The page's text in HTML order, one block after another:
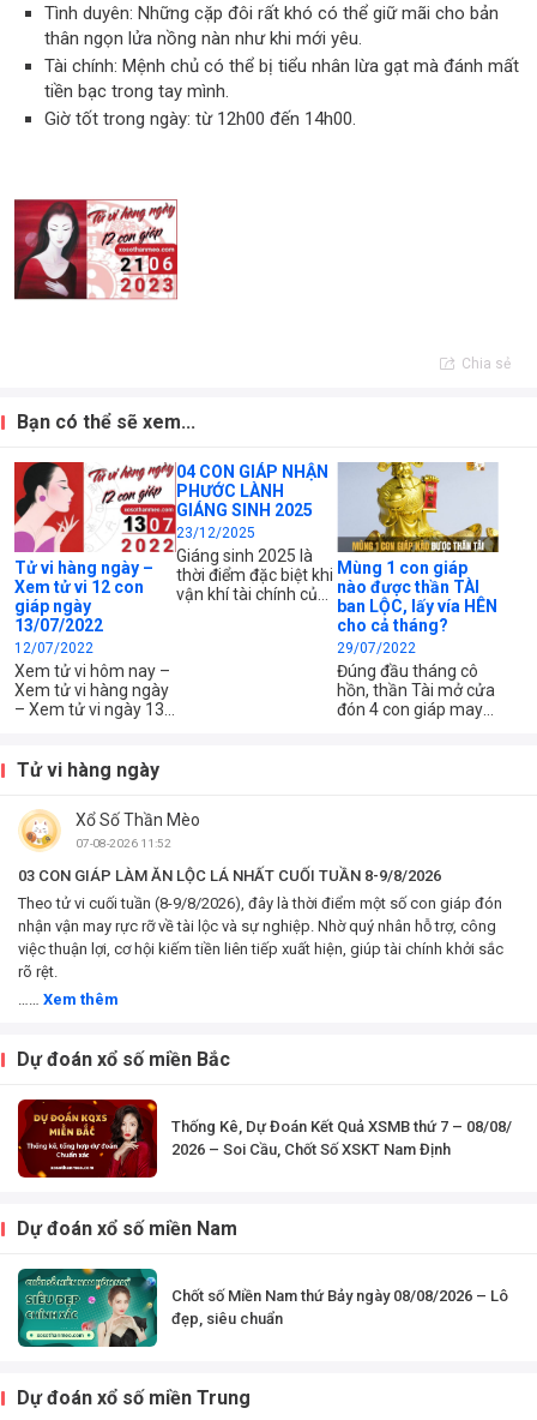
Tình duyên: Những cặp đôi rất khó có thể giữ mãi cho bản
thân ngọn lửa nồng nàn như khi mới yêu.
Tài chính: Mệnh chủ có thể bị tiểu nhân lừa gạt mà đánh mất
tiền bạc trong tay mình.
Giờ tốt trong ngày: từ 12h00 đến 14h00.
Chia sẻ
Bạn có thể sẽ xem...
Tử vi hàng ngày –
Xem tử vi 12 con
giáp ngày
13/07/2022
12/07/2022
Xem tử vi hôm nay –
Xem tử vi hàng ngày
– Xem tử vi ngày 13
Xem tử vi chi tiết 12
con giáp – tuổi Tý,
Sửu, Dần, Mão, Thìn,
Tị, Ngọ, Mùi, Thân,
Dậu, Tuất, Hợi – Xem
công việc, tài chính
và...
04 CON GIÁP NHẬN
PHƯỚC LÀNH
GIÁNG SINH 2025
23/12/2025
Giáng sinh 2025 là
thời điểm đặc biệt khi
vận khí tài chính của
Mùng 1 con giáp
nào được thần TÀI
ban LỘC, lấy vía HÊN
cho cả tháng?
29/07/2022
Đúng đầu tháng cô
hồn, thần Tài mở cửa
đón 4 con giáp may
Tử vi hàng ngày
Xổ Số Thần Mèo
07-08-2026 11:52
03 CON GIÁP LÀM ĂN LỘC LÁ NHẤT CUỐI TUẦN 8-9/8/2026
Theo tử vi cuối tuần (8-9/8/2026), đây là thời điểm một số con giáp đón
nhận vận may rực rỡ về tài lộc và sự nghiệp. Nhờ quý nhân hỗ trợ, công
việc thuận lợi, cơ hội kiếm tiền liên tiếp xuất hiện, giúp tài chính khởi sắc
rõ rệt.
Xem thêm
Dự đoán xổ số miền Bắc
Thống Kê, Dự Đoán Kết Quả XSMB thứ 7 – 08/08/
2026 – Soi Cầu, Chốt Số XSKT Nam Định
Dự đoán xổ số miền Nam
Chốt số Miền Nam thứ Bảy ngày 08/08/2026 – Lô
đẹp, siêu chuẩn
Dự đoán xổ số miền Trung